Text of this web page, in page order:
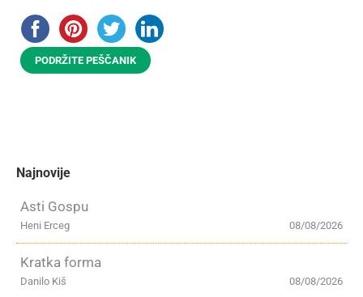
PODRŽITE PEŠČANIK
Najnovije
Asti Gospu
08/08/2026
Heni Erceg
Kratka forma
08/08/2026
Danilo Kiš